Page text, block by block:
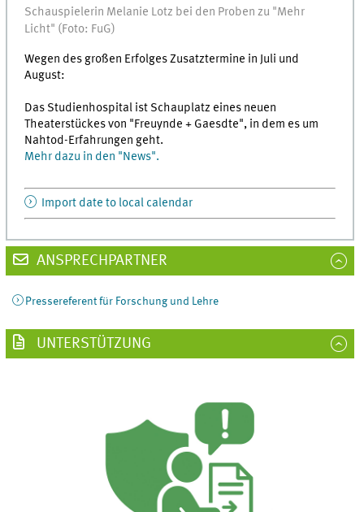
Schauspielerin Melanie Lotz bei den Proben zu "Mehr
Licht" (Foto: FuG)
Wegen des großen Erfolges Zusatztermine in Juli und
August:
Das Studienhospital ist Schauplatz eines neuen
Theaterstückes von "Freuynde + Gaesdte", in dem es um
Nahtod-Erfahrungen geht.
Mehr dazu in den "News".
Import date to local calendar
ANSPRECHPARTNER
Pressereferent für Forschung und Lehre
UNTERSTÜTZUNG